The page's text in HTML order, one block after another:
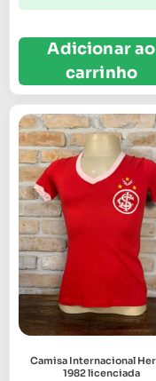
Adicionar ao
carrinho
Camisa Internacional
1982 licenciada